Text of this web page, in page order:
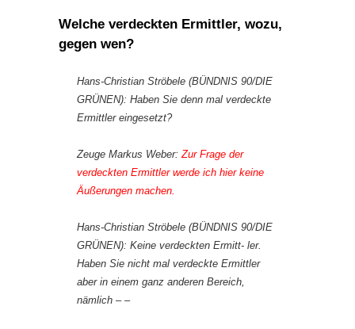
Welche verdeckten Ermittler, wozu,
gegen wen?
Hans-Christian Ströbele (BÜNDNIS 90/DIE
GRÜNEN): Haben Sie denn mal verdeckte
Ermittler eingesetzt?
Zeuge Markus Weber:Zur Frage der
verdeckten Ermittler werde ich hier keine
Äußerungen machen.
Hans-Christian Ströbele (BÜNDNIS 90/DIE
GRÜNEN): Keine verdeckten Ermitt- ler.
Haben Sie nicht mal verdeckte Ermittler
aber in einem ganz anderen Bereich,
nämlich – –